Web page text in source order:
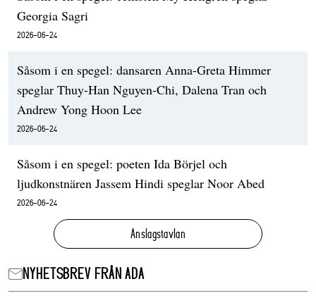
Georgia Sagri
2026-06-24
Såsom i en spegel: dansaren Anna-Greta Himmer
speglar Thuy-Han Nguyen-Chi, Dalena Tran och
Andrew Yong Hoon Lee
2026-06-24
Såsom i en spegel: poeten Ida Börjel och
ljudkonstnären Jassem Hindi speglar Noor Abed
2026-06-24
Anslagstavlan
NYHETSBREV FRÅN ADA